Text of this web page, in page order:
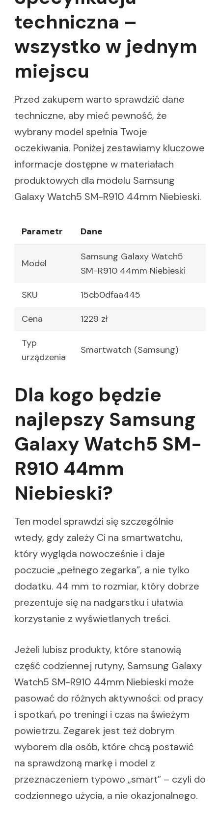
techniczna –
wszystko w jednym
miejscu
Przed zakupem warto sprawdzić dane
techniczne, aby mieć pewność, że
wybrany model spełnia Twoje
oczekiwania. Poniżej zestawiamy kluczowe
informacje dostępne w materiałach
produktowych dla modelu Samsung
Galaxy Watch5 SM-R910 44mm Niebieski.
Parametr Dane
Model
Samsung Galaxy Watch5
SM-R910 44mm Niebieski
SKU 15cb0dfaa445
Cena 1229 zł
Typ
urządzenia
Smartwatch (Samsung)
Dla kogo będzie
najlepszy Samsung
Galaxy Watch5 SM-
R910 44mm
Niebieski?
Ten model sprawdzi się szczególnie
wtedy, gdy zależy Ci na smartwatchu,
który wygląda nowocześnie i daje
poczucie „pełnego zegarka”, a nie tylko
dodatku. 44 mm to rozmiar, który dobrze
prezentuje się na nadgarstku i ułatwia
korzystanie z wyświetlanych treści.
Jeżeli lubisz produkty, które stanowią
część codziennej rutyny, Samsung Galaxy
Watch5 SM-R910 44mm Niebieski może
pasować do różnych aktywności: od pracy
i spotkań, po treningi i czas na świeżym
powietrzu. Zegarek jest też dobrym
wyborem dla osób, które chcą postawić
na sprawdzoną markę i model z
przeznaczeniem typowo „smart” – czyli do
codziennego użycia, a nie okazjonalnego.